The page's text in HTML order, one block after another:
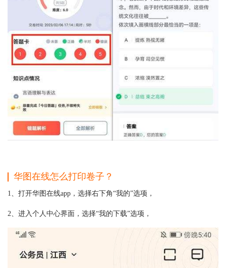
华图在线怎么打印卷子？
1、打开华图在线app，选择右下角“我的”选项，
2、进入个人中心界面，选择“我的下载”选项，